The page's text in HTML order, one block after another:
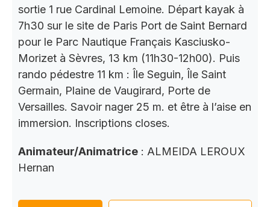
sortie 1 rue Cardinal Lemoine. Départ kayak à
7h30 sur le site de Paris Port de Saint Bernard
pour le Parc Nautique Français Kasciusko-
Morizet à Sèvres, 13 km (11h30-12h00). Puis
rando pédestre 11 km : Île Seguin, Île Saint
Germain, Plaine de Vaugirard, Porte de
Versailles. Savoir nager 25 m. et être à l’aise en
immersion. Inscriptions closes.
Animateur/Animatrice : ALMEIDA LEROUX
Hernan